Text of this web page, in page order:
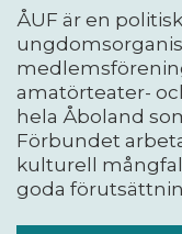
ÅUF är en
amatörteater-
hela Åboland
Förbundet
kulturell
goda